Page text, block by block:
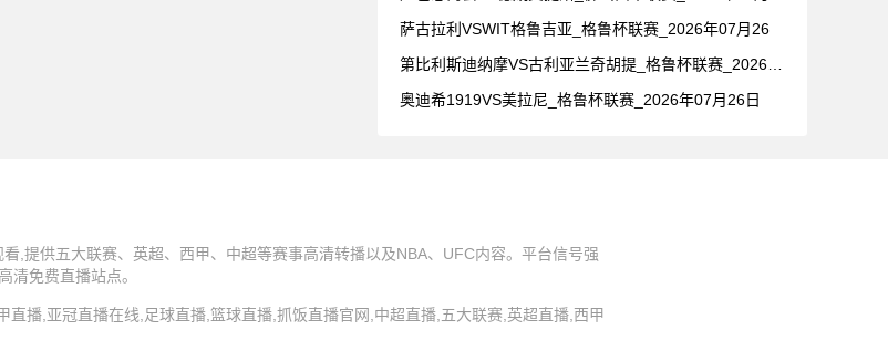
萨古拉利VSWIT格鲁吉亚_格鲁杯联赛_2026年07月26
奥迪希1919VS美拉尼_格鲁杯联赛_2026年07月26日
,提供五大联赛、英超、西甲、中超等赛事高清转播以及NBA、UFC内容。平台信号强
清免费直播站点。
播,亚冠直播在线,足球直播,篮球直播,抓饭直播官网,中超直播,五大联赛,英超直播,西甲